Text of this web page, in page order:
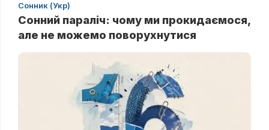
Сонник (Укр)
Сонний параліч: чому ми прокидаємося,
але не можемо поворухнутися